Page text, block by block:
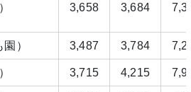
3,658 3,684
） 3,487 3,784
3,715 4,215